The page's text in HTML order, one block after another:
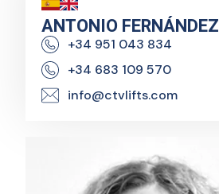
ANTONIO FERNÁNDEZ
+34 951 043 834
+34 683 109 570
info@ctvlifts.com